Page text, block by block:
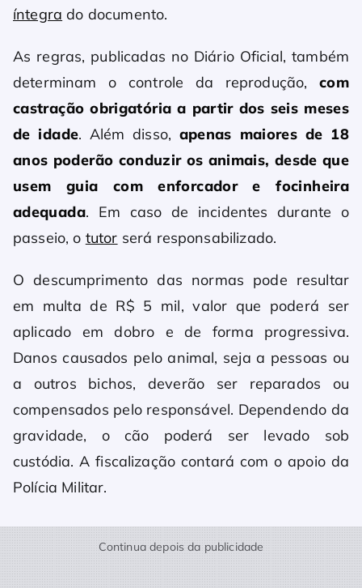
íntegra do documento.
As regras, publicadas no Diário Oficial, também
determinam o controle da reprodução, com
castração obrigatória a partir dos seis meses
de idade. Além disso, apenas maiores de 18
anos poderão conduzir os animais, desde que
usem guia com enforcador e focinheira
adequada. Em caso de incidentes durante o
passeio, o tutor será responsabilizado.
O descumprimento das normas pode resultar
em multa de R$ 5 mil, valor que poderá ser
aplicado em dobro e de forma progressiva.
Danos causados pelo animal, seja a pessoas ou
a outros bichos, deverão ser reparados ou
compensados pelo responsável. Dependendo da
gravidade, o cão poderá ser levado sob
custódia. A fiscalização contará com o apoio da
Polícia Militar.
Continua depois da publicidade